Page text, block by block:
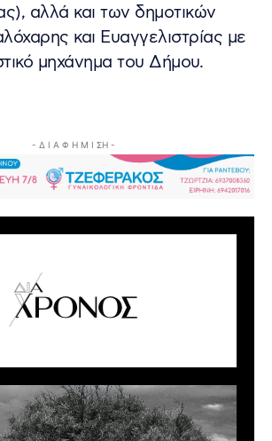
αλλά και των δημοτικών
και Ευαγγελιστρίας με
μηχάνημα του Δήμου.
- Δ Ι Α Φ Η Μ Ι ΣΗ -